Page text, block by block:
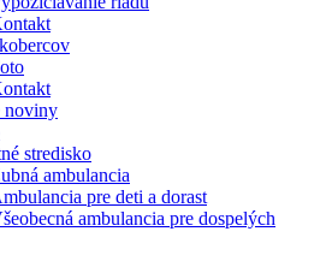
noviny
stredisko
ambulancia
pre deti a dorast
ambulancia pre dospelých